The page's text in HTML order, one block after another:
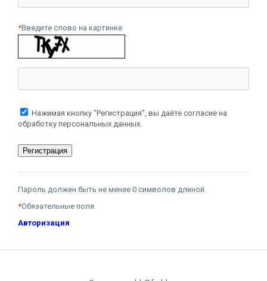
*Введите слово на картинке
Нажимая кнопку "Регистрация", вы даёте согласие на
обработку персональных данных.
Пароль должен быть не менее 0 символов длиной.
*Обязательные поля.
Авторизация